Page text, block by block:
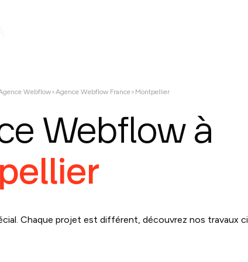
Webflow>Agence Webflow France> Montpellier
Webflow à
Chaque projet est différent, découvrez nos travaux ci